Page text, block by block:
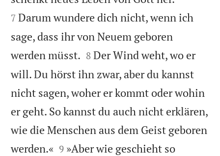
7 Darum wundere dich nicht, wenn ich
sage, dass ihr von Neuem geboren
werden müsst. 

8 Der Wind weht, wo er
will. Du hörst ihn zwar, aber du kannst
nicht sagen, woher er kommt oder wohin
er geht. So kannst du auch nicht erklären,
wie die Menschen aus dem Geist geboren
werden.« 

9 »Aber wie geschieht so